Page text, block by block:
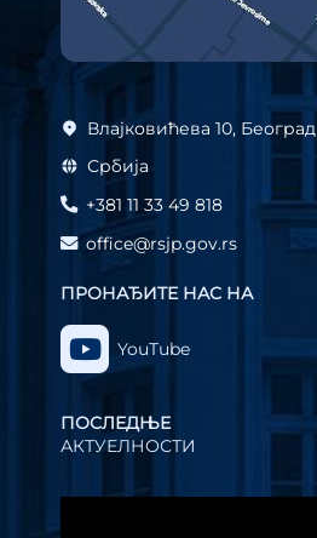
Влајковићева 10, Београд
Србија
+381 11 33 49 818
office@rsjp.gov.rs
ПРОНАЂИТЕ НАС НА
YouTube
ПОСЛЕДЊЕ
АКТУЕЛНОСТИ